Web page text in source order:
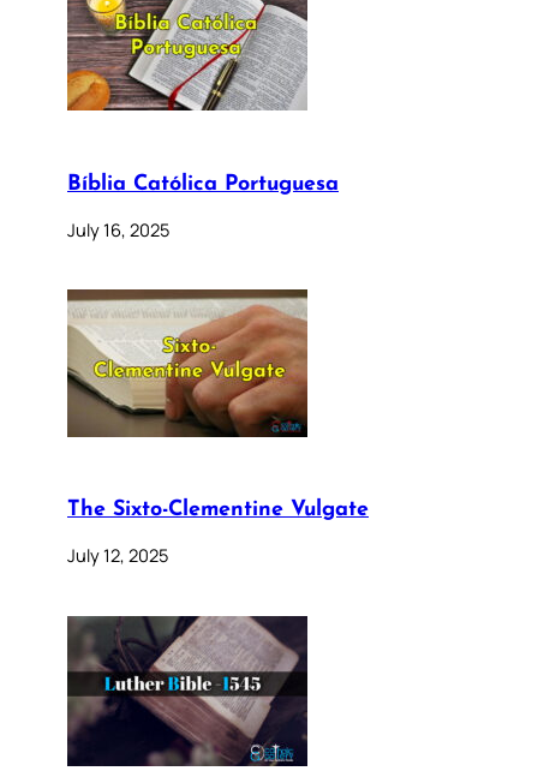
Bíblia Católica Portuguesa
July 16, 2025
The Sixto-Clementine Vulgate
July 12, 2025